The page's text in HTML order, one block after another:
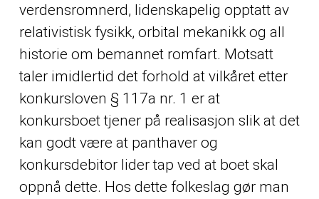
verdensromnerd, lidenskapelig opptatt av
relativistisk fysikk, orbital mekanikk og all
historie om bemannet romfart. Motsatt
taler imidlertid det forhold at vilkåret etter
konkursloven § 117a nr. 1 er at
konkursboet tjener på realisasjon slik at det
kan godt være at panthaver og
konkursdebitor lider tap ved at boet skal
oppnå dette. Hos dette folkeslag gør man